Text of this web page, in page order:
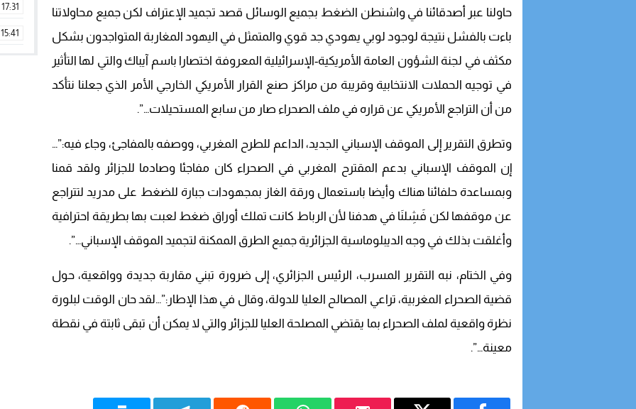
حاولنا عبر أصدقائنا في واشنطن الضغط بجميع الوسائل قصد تجميد الإعتراف لكن جميع محاولاتنا
باءت بالفشل نتيجة لوجود لوبي يهودي جد قوي والمتمثل في اليهود المغاربة المتواجدون بشكل
مكثف في لجنة الشؤون العامة الأمريكية-الإسرائيلية المعروفة اختصارا باسم آيباك والتي لها التأثير
في توجيه الحملات الانتخابية وقريبة من مراكز صنع القرار الأمريكي الخارجي الأمر الذي جعلنا نتأكد
من أن التراجع الأمريكي عن قراره في ملف الصحراء صار من سابع المستحيلات…”.
وتطرق التقرير إلى الموقف الإسباني الجديد، الداعم للطرح المغربي، ووصفه بالمفاجئ، وجاء فيه:”…
إن الموقف الإسباني بدعم المقترح المغربي في الصحراء كان مفاجئا وصادما للجزائر ولقد قمنا
وبمساعدة حلفائنا هناك وأيضا باستعمال ورقة الغاز بمجهودات جبارة للضغط على مدريد لتتراجع
عن موقفها لكن فَشِلنَا في هدفنا لأن الرباط كانت تملك أوراق ضغط لعبت بها بطريقة احترافية
وأغلقت بذلك في وجه الديبلوماسية الجزائرية جميع الطرق الممكنة لتجميد الموقف الإسباني…”.
وفي الختام، نبه التقرير المسرب، الرئيس الجزائري، إلى ضرورة تبني مقاربة جديدة وواقعية، حول
قضية الصحراء المغربية، تراعي المصالح العليا للدولة، وقال في هذا الإطار:”…لقد حان الوقت لبلورة
نظرة واقعية لملف الصحراء بما يقتضي المصلحة العليا للجزائر والتي لا يمكن أن تبقى ثابتة في نقطة
معينة…”.
17:31
15:41